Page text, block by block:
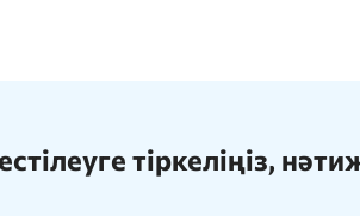
тіркеліңіз,